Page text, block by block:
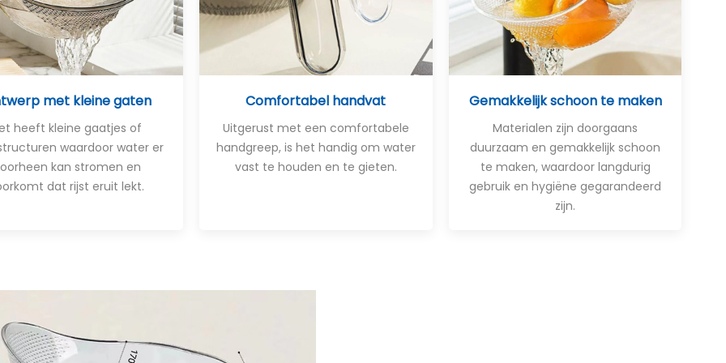
met kleine gaten
heeft kleine gaatjes of
waardoor water er
kan stromen en
dat rijst eruit lekt.
Comfortabel handvat
Uitgerust met een comfortabele
handgreep, is het handig om water
vast te houden en te gieten.
Gemakkelijk schoon te maken
Materialen zijn doorgaans
duurzaam en gemakkelijk schoon
te maken, waardoor langdurig
gebruik en hygiëne gegarandeerd
zijn.